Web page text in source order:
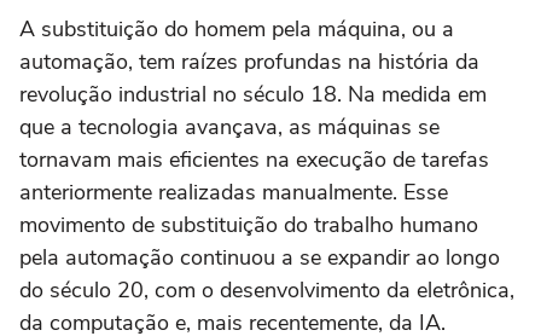
A substituição do homem pela máquina, ou a
automação, tem raízes profundas na história da
revolução industrial no século 18. Na medida em
que a tecnologia avançava, as máquinas se
tornavam mais eficientes na execução de tarefas
anteriormente realizadas manualmente. Esse
movimento de substituição do trabalho humano
pela automação continuou a se expandir ao longo
do século 20, com o desenvolvimento da eletrônica,
da computação e, mais recentemente, da IA.